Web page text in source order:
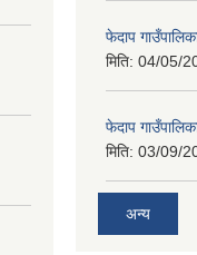
फेदाप
मिति: 04/05/
फेदाप
मिति: 03/09/
अन्य